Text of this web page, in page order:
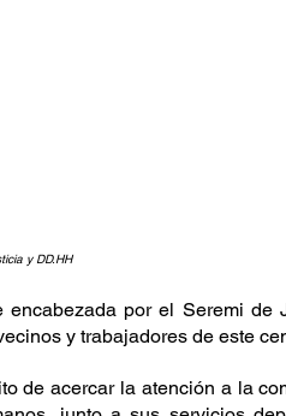
y DD.HH
encabezada por el Seremi
y trabajadores de este
de acercar la atención a la